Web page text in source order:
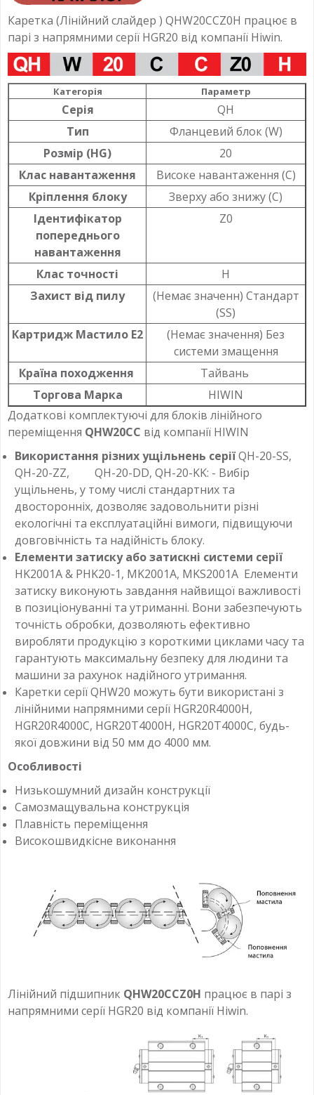
Каретка (Лінійний слайдер ) QHW20CCZ0H працює в
парі з напрямними серії HGR20 від компанії Hiwin.
Категорія Параметр
Серія
QH
Тип
Фланцевий блок (W)
Розмір (HG)
20
Клас навантаження
Високе навантаження (С)
Кріплення блоку
Зверху або знижу (С)
Ідентифікатор
попереднього
навантаження
Z0
Клас точності
H
Захист від пилу
(Немає значенн) Стандарт
(SS)
Картридж Мастило Е2
(Немає значення) Без
системи змащення
Країна походження
Тайвань
Торгова Марка
HIWIN
Додаткові комплектуючі для блоків лінійного
переміщення QHW20CC від компанії HIWIN
Використання різних ущільнень серіїQH-20-SS,
QH-20-ZZ, QH-20-DD, QH-20-KK: - Вибір
ущільнень, у тому числі стандартних та
двосторонніх, дозволяє задовольнити різні
екологічні та експлуатаційні вимоги, підвищуючи
довговічність та надійність блоку.
Елементи затиску або затискні системи серії
HK2001A & PHK20-1, MK2001A, MKS2001A Елементи
затиску виконують завдання найвищої важливості
в позиціонуванні та утриманні. Вони забезпечують
точність обробки, дозволяють ефективно
виробляти продукцію з короткими циклами часу та
гарантують максимальну безпеку для людини та
машини за рахунок надійного утримання.
Каретки серіїQHW20 можуть бути використані з
лінійними напрямними серії HGR20R4000H,
HGR20R4000C, HGR20T4000H, HGR20T4000C, будь-
якої довжини від 50 мм до 4000 мм.
Особливості
Низькошумний дизайн конструкції
Самозмащувальна конструкція
Плавність переміщення
Високошвидкісне виконання
Лінійний підшипник QHW20CCZ0H працює в парі з
напрямними серії HGR20 від компанії Hiwin.